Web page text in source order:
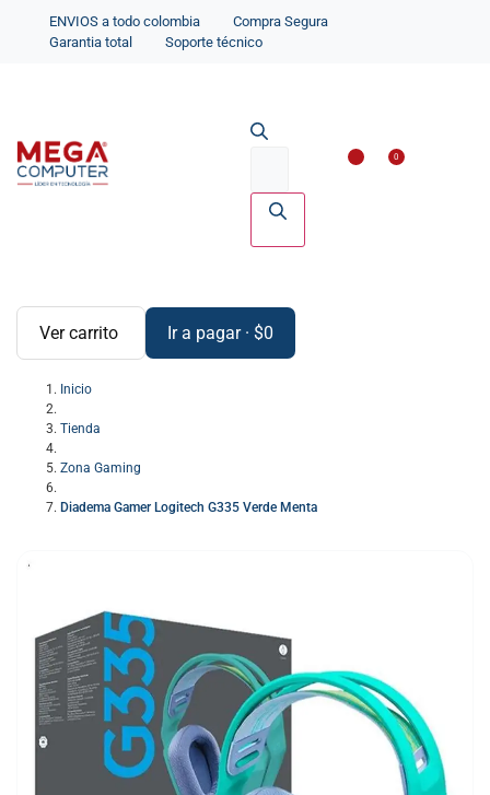
ENVIOS a todo colombia
Compra Segura
Garantia total
Soporte técnico
0
Ver carrito Ir a pagar · $0
Inicio
Tienda
Zona Gaming
Diadema Gamer Logitech G335 Verde Menta